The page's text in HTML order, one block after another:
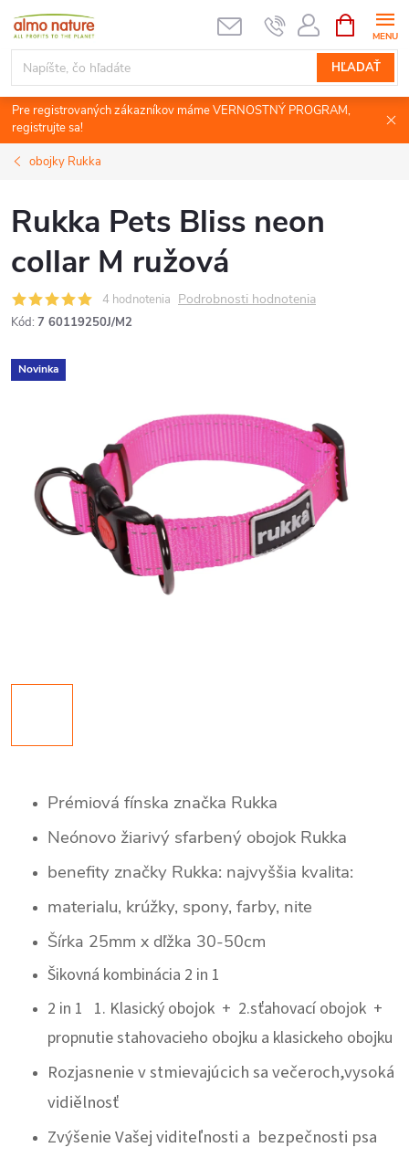
Prejsť
obsah
HĽADAŤ
KOŠÍK
Pre registrovaných zákazníkov máme VERNOSTNÝ PROGRAM,
registrujte sa!
obojky Rukka
Rukka Pets Bliss neon
collar M ružová
4 hodnotenia Podrobnosti hodnotenia
Kód: 7 60119250J/M2
Novinka
Prémiová fínska značka Rukka
Neónovo žiarivý sfarbený obojok Rukka
benefity značky Rukka: najvyššia kvalita:
materialu, krúžky, spony, farby, nite
Šírka 25mm x dľžka 30-50cm
Šikovná kombinácia 2 in 1
2 in 1 1. Klasický obojok + 2.sťahovací obojok +
propnutie stahovacieho obojku a klasickeho obojku
Rozjasnenie v stmievajúcich sa večeroch,vysoká
vidiělnosť
Zvýšenie Vašej viditeľnosti a bezpečnosti psa